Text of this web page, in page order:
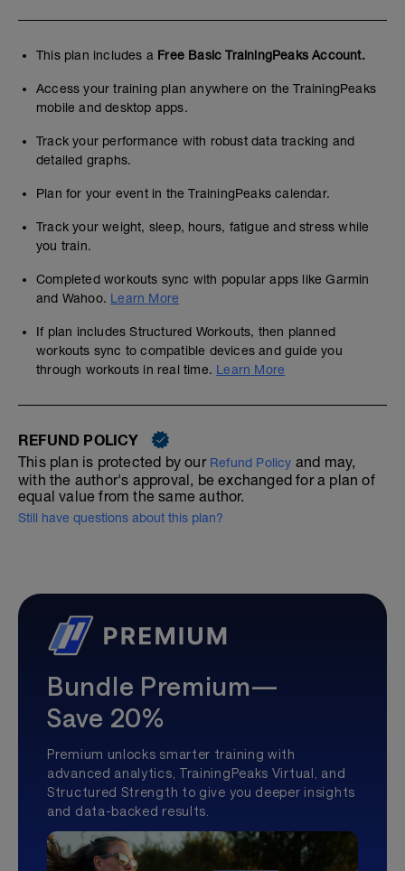
This plan includes a Free Basic TrainingPeaks Account.
Access your training plan anywhere on the TrainingPeaks
mobile and desktop apps.
Track your performance with robust data tracking and
detailed graphs.
Plan for your event in the TrainingPeaks calendar.
Track your weight, sleep, hours, fatigue and stress while
you train.
Completed workouts sync with popular apps like Garmin
and Wahoo. Learn More
If plan includes Structured Workouts, then planned
workouts sync to compatible devices and guide you
through workouts in real time. Learn More
REFUND POLICY
This plan is protected by our Refund Policy and may,
with the author's approval, be exchanged for a plan of
equal value from the same author.
Still have questions about this plan?
Bundle Premium—
Save 20%
Premium unlocks smarter training with
advanced analytics, TrainingPeaks Virtual, and
Structured Strength to give you deeper insights
and data-backed results.